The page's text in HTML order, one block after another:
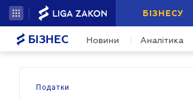
БІЗНЕСУ
БІЗНЕС Новини Аналітика
Податки